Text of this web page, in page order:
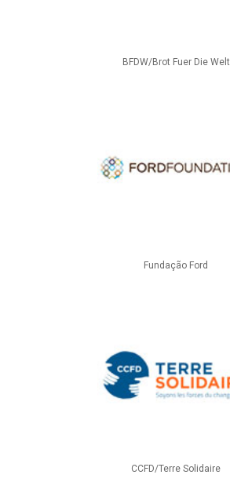
BFDW/Brot Fuer Die Welt
Fundação Ford
CCFD/Terre Solidaire